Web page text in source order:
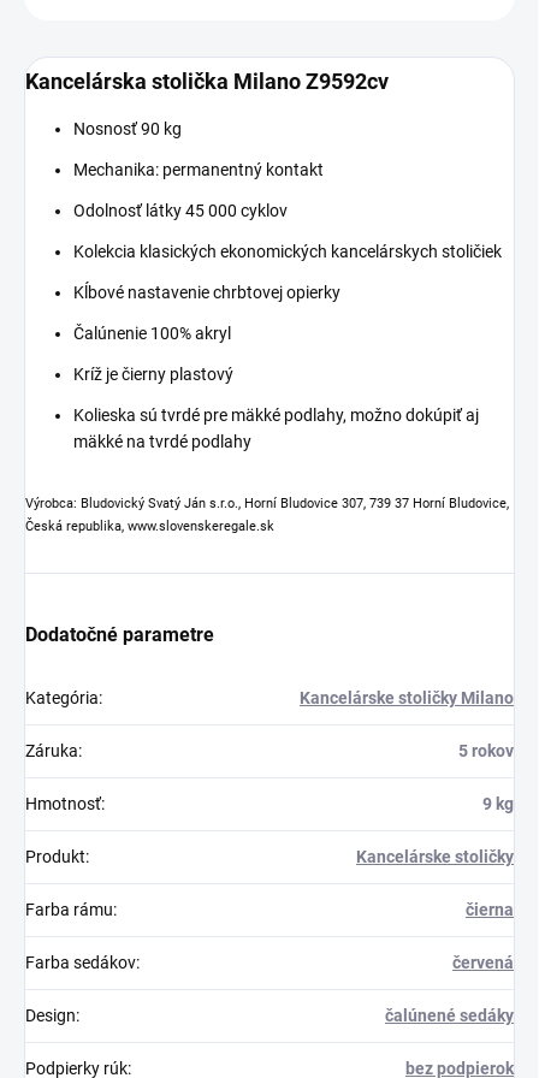
Kancelárska stolička Milano Z9592cv
Nosnosť 90 kg
Mechanika: permanentný kontakt
Odolnosť látky 45 000 cyklov
Kolekcia klasických ekonomických kancelárskych stoličiek
Kĺbové nastavenie chrbtovej opierky
Čalúnenie 100% akryl
Kríž je čierny plastový
Kolieska sú tvrdé pre mäkké podlahy, možno dokúpiť aj
mäkké na tvrdé podlahy
Výrobca: Bludovický Svatý Ján s.r.o., Horní Bludovice 307, 739 37 Horní Bludovice,
Česká republika, www.slovenskeregale.sk
Dodatočné parametre
Kategória: Kancelárske stoličky Milano
Záruka: 5 rokov
Hmotnosť: 9 kg
Produkt: Kancelárske stoličky
Farba rámu: čierna
Farba sedákov: červená
Design: čalúnené sedáky
Podpierky rúk: bez podpierok